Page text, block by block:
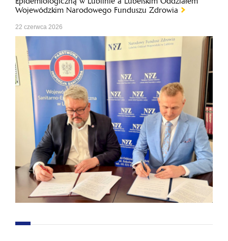
Wojewódzkim Narodowego Funduszu Zdrowia
22 czerwca 2026